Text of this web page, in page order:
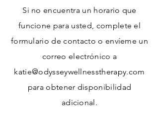
Si no encuentra un horario que
funcione para usted, complete el
formulario de contacto o envíeme un
correo electrónico a
katie@odysseywellnesstherapy.com
para obtener disponibilidad
adicional.